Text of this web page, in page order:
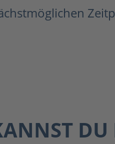
DU